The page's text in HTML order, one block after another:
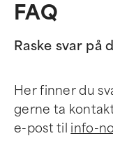
FAQ
Raske svar på
Her finner du
gerne ta
e-post til info-